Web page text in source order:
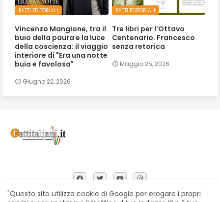
FATTI EDITORIALI
Vincenzo Mangione, tra il
buio della paura e la luce
della coscienza: il viaggio
interiore di "Era una notte
buia e favolosa"
Giugno 22, 2026
FATTI EDITORIALI
Tre libri per l’Ottavo
Centenario. Francesco
senza retorica
Maggio 25, 2026
"Questo sito utilizza cookie di Google per erogare i propri